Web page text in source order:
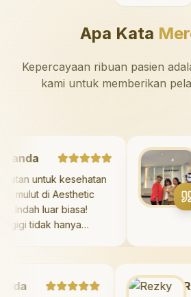
Apa Kata
Kepercayaan ribuan pasien
kami untuk memberikan
untuk kesehatan
dan mulut di Aesthetic
Indah luar biasa!
gigi tidak hanya
saya mengenai